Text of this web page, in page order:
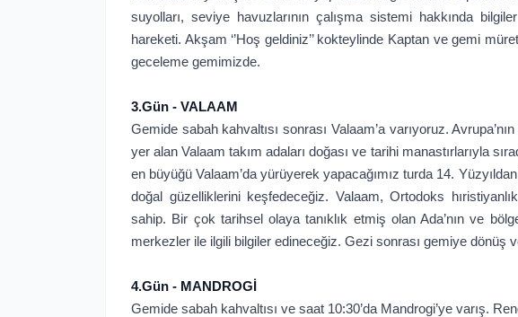
suyolları, seviye havuzlarının çalışma sistemi hakkında
hareketi. Akşam ‘’Hoş geldiniz’’ kokteylinde Kaptan ve gemi
geceleme gemimizde.
3.Gün - VALAAM
Gemide sabah kahvaltısı sonrası Valaam’a varıyoruz.
yer alan Valaam takım adaları doğası ve tarihi manastırlarıyla
en büyüğü Valaam’da yürüyerek yapacağımız turda 14.
doğal güzelliklerini keşfedeceğiz. Valaam, Ortodoks
sahip. Bir çok tarihsel olaya tanıklık etmiş olan Ada’nın ve
merkezler ile ilgili bilgiler edineceğiz. Gezi sonrası gemiye dönüş
4.Gün - MANDROGİ
Gemide sabah kahvaltısı ve saat 10:30’da Mandrogi’ye varış.